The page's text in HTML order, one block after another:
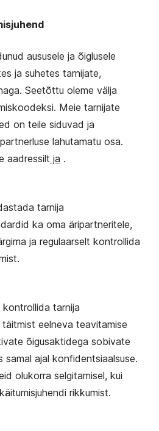
aususele ja õiglusele
ja suhetes tarnijate,
Seetõttu oleme välja
Meie tarnijate
on teile siduvad ja
lahutamatu osa.
aadressilt ja .
tarnija
ka oma äripartneritele,
ja regulaarselt kontrollida
tarnija
eelneva teavitamise
õigusaktidega sobivate
samal ajal konfidentsiaalsuse.
olukorra selgitamisel, kui
rikkumist.